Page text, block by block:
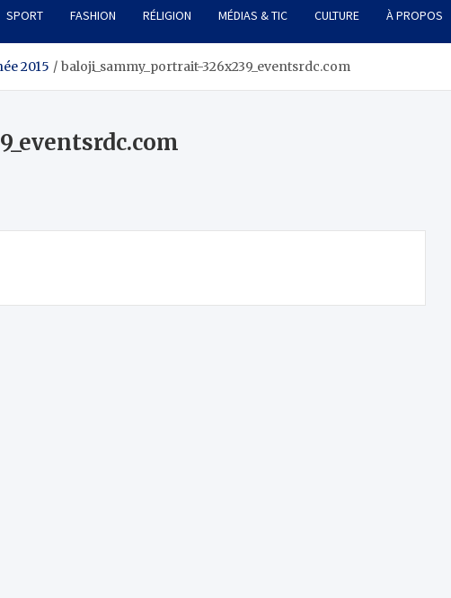
SPORT FASHION RÉLIGION MÉDIAS & TIC CULTURE À PROPOS
2015 baloji_sammy_portrait-326x239_eventsrdc.com